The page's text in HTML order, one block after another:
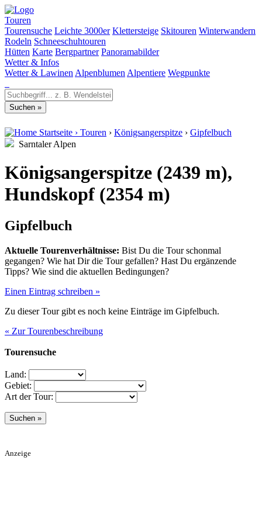
Touren
Tourensuche Leichte 3000er Klettersteige Skitouren Winterwandern
Rodeln Schneeschuhtouren
Hütten Karte Bergpartner Panoramabilder
Wetter & Infos
Wetter & Lawinen Alpenblumen Alpentiere Wegpunkte
Startseite › Touren › Königsangerspitze › Gipfelbuch
Sarntaler Alpen
Königsangerspitze (2439 m),
Hundskopf (2354 m)
Gipfelbuch
Aktuelle Tourenverhältnisse: Bist Du die Tour schonmal
gegangen? Wie hat Dir die Tour gefallen? Hast Du ergänzende
Tipps? Wie sind die aktuellen Bedingungen?
Einen Eintrag schreiben »
Zu dieser Tour gibt es noch keine Einträge im Gipfelbuch.
« Zur Tourenbeschreibung
Tourensuche
Land:
Gebiet:
Art der Tour:
Anzeige